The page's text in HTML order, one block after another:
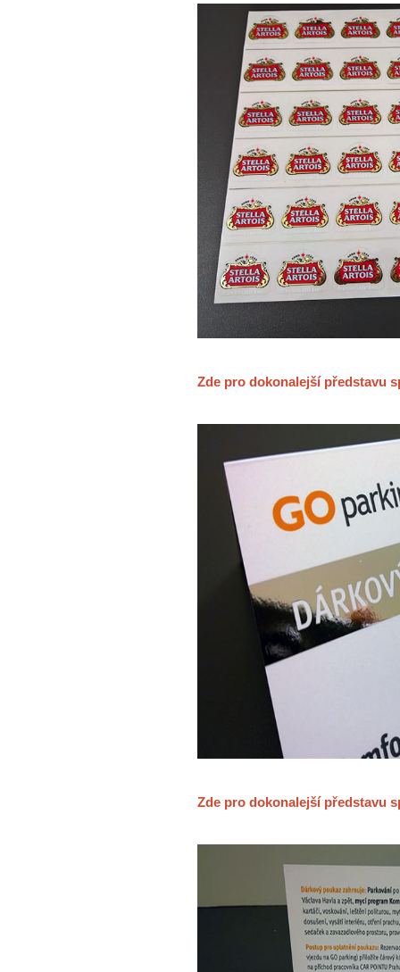
Zde pro dokonalejší představu
Zde pro dokonalejší představu